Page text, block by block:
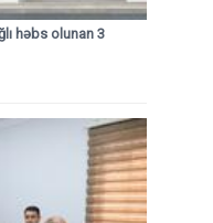
həbs olunan 3